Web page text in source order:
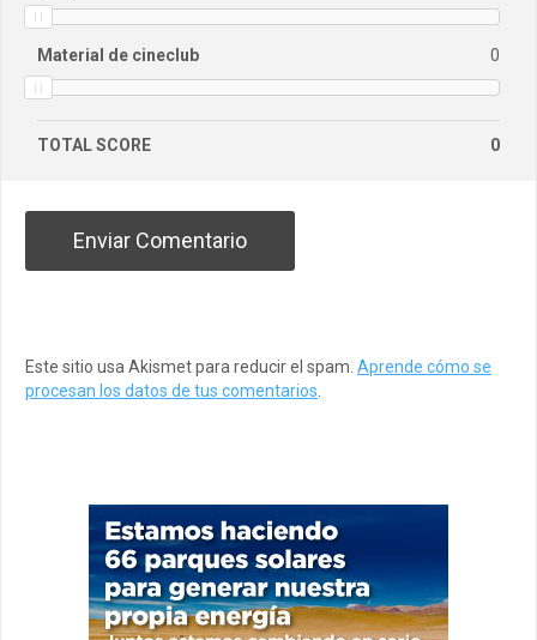
Material de cineclub 0
TOTAL SCORE 0
Este sitio usa Akismet para reducir el spam. Aprende cómo se
procesan los datos de tus comentarios